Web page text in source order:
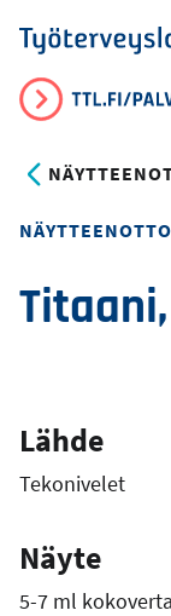
Hyppää
pääsisältöön
Työterveyslaitos
Lähde
Tekonivelet
Näyte
5-7 ml kokoverta